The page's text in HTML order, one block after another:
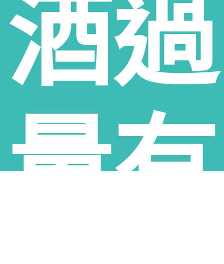
服務範圍：雲林縣斗南鎮老酒收購、雲林縣大埤鄉酒收購、雲林縣虎尾鎮老酒收
購、雲林縣土庫鄉老酒收購、雲林縣褒忠鄉老酒收購、雲林縣東勢鄉老酒收購、
雲林縣臺西鄉老酒收購、雲林縣崙背鄉老酒收購、雲林縣麥寮鄉老酒收購、雲林
縣斗六市老酒收購、雲林縣林內鄉老酒收購、雲林縣古坑鄉老酒收購、雲林縣荊
桐鄉老酒收購、雲林縣西螺鎮老酒收購、雲林縣二崙鄉老酒收購、雲林縣北港鎮
老酒收購、雲林縣水林鄉老酒收購、雲林縣口湖鄉老酒收購、雲林縣四湖鄉老酒
收購、雲林縣元長鄉老酒收購
酒過
量有